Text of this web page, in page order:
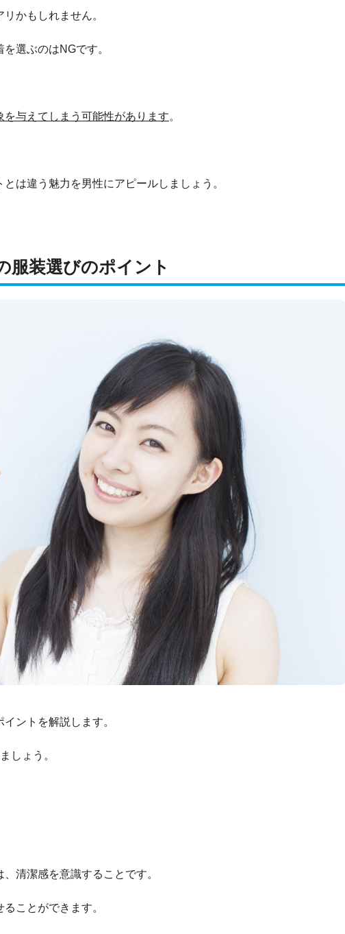
かもしれません。
選ぶのはNGです。
を与えてしまう可能性があります。
は違う魅力を男性にアピールしましょう。
服装選びのポイント
ントを解説します。
しょう。
清潔感を意識することです。
ことができます。